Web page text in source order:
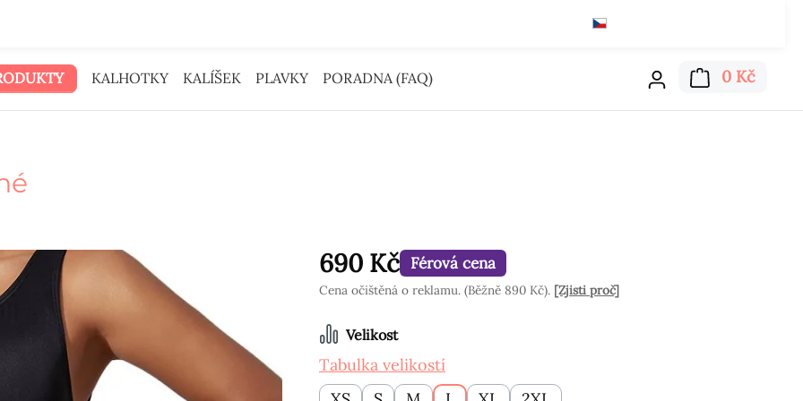
0 Kč
KALHOTKY KALÍŠEK PLAVKY PORADNA (FAQ)
690 Kč Férová cena
Cena očištěná o reklamu. (Běžně 890 Kč). [Zjisti proč]
Vyberte
Velikost
Tabulka velikostí